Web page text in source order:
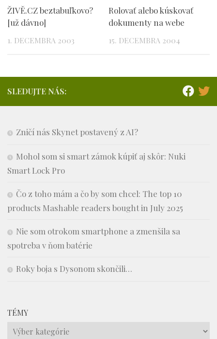
ŽIVĚ.CZ beztabuľkovo?
[už dávno]
1. DECEMBRA 2003
Rolovať alebo kúskovať
dokumenty na webe
15. DECEMBRA 2004
SLEDUJTE NÁS:
Zničí nás Skynet postavený z AI?
Mohol som si smart zámok kúpiť aj skôr: Nuki
Smart Lock Pro
Čo z toho mám a čo by som chcel: The top 10
products Mashable readers bought in July 2025
Nie som otrokom smartphone a zmenšila sa
spotreba v ňom batérie
Roky boja s Dysonom skončili…
TÉMY
Témy